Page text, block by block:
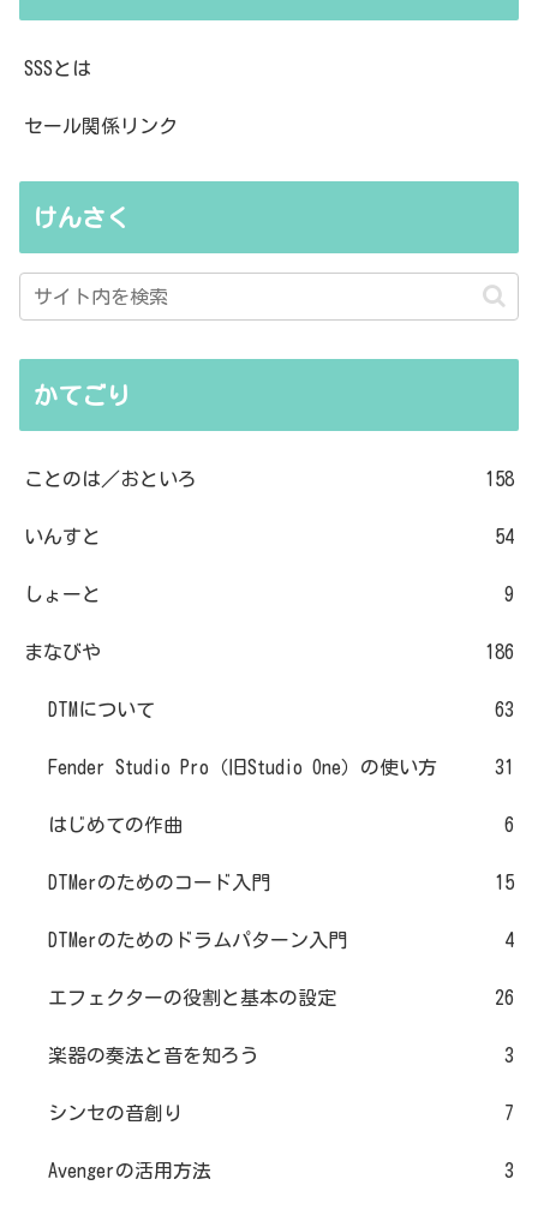
SSSとは
セール関係リンク
けんさく
かてごり
ことのは／おといろ 158
いんすと 54
しょーと 9
まなびや 186
DTMについて 63
Fender Studio Pro（旧Studio One）の使い方 31
はじめての作曲 6
DTMerのためのコード入門 15
DTMerのためのドラムパターン入門 4
エフェクターの役割と基本の設定 26
楽器の奏法と音を知ろう 3
シンセの音創り 7
Avengerの活用方法 3